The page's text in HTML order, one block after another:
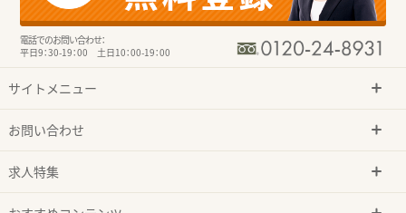
電話でのお問い合わせ：
平日9：30-19：00 土日10：00-19：00
サイトメニュー
お問い合わせ
求人特集